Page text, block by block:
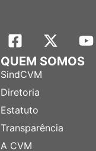
QUEM SOMOS
SindCVM
Diretoria
Estatuto
Transparência
A CVM